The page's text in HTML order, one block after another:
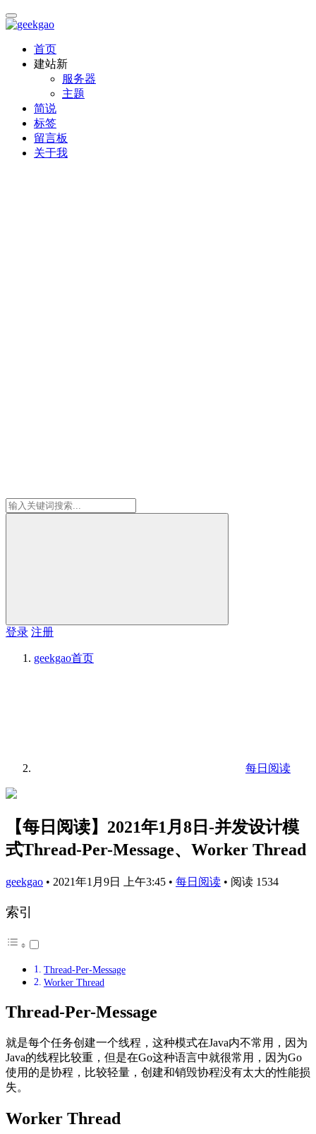
首页
建站新
服务器
主题
简说
标签
留言板
关于我
登录 注册
geekgao首页
每日阅读
【每日阅读】2021年1月8日-并发设计模
式Thread-Per-Message、Worker Thread
geekgao • 2021年1月9日 上午3:45 • 每日阅读 • 阅读 1534
索引
Thread-Per-Message
Worker Thread
Thread-Per-Message
就是每个任务创建一个线程，这种模式在Java内不常用，因为
Java的线程比较重，但是在Go这种语言中就很常用，因为Go
使用的是协程，比较轻量，创建和销毁协程没有太大的性能损
失。
Worker Thread